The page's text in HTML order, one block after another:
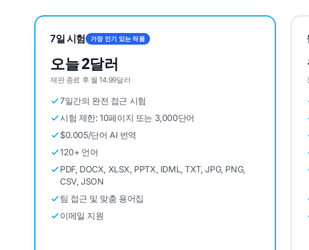
7일 시험 가장 인기 있는 작품
오늘 2달러
재판 종료 후 월 14.99달러
7일간의 완전 접근 시험
시험 제한: 10페이지 또는 3,000단어
$0.005/단어 AI 번역
120+ 언어
PDF, DOCX, XLSX, PPTX, IDML, TXT, JPG, PNG,
CSV, JSON
팀 접근 및 맞춤 용어집
이메일 지원